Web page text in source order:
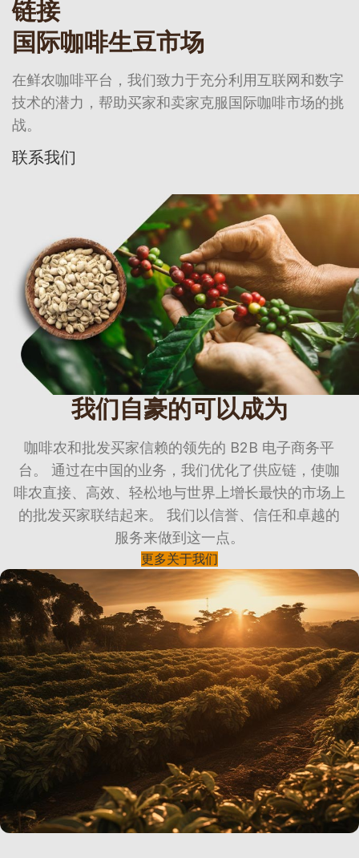
链接
国际咖啡生豆市场
在鲜农咖啡平台，我们致力于充分利用互联网和数字
技术的潜力，帮助买家和卖家克服国际咖啡市场的挑
战。
联系我们
我们自豪的可以成为
咖啡农和批发买家信赖的领先的 B2B 电子商务平
台。 通过在中国的业务，我们优化了供应链，使咖
啡农直接、高效、轻松地与世界上增长最快的市场上
的批发买家联结起来。 我们以信誉、信任和卓越的
服务来做到这一点。
更多关于我们